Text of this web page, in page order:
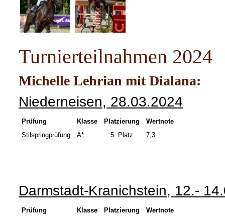
Turnierteilnahmen 2024
Michelle Lehrian mit Dialana:
Niederneisen, 28.03.2024
Prüfung Klasse Platzierung
Wertnote
Stilspringprüfung
A* 5. Platz 7,3
Darmstadt-Kranichstein, 12.-
Prüfung Klasse Platzierung
Wertnote